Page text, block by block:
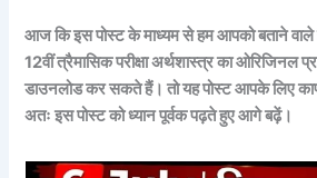
आज कि इस पोस्ट के माध्यम से हम आपको बताने वाले
12वीं त्रैमासिक परीक्षा अर्थशास्त्र का
डाउनलोड कर सकते हैं। तो यह पोस्ट आपके लिए
अतः इस पोस्ट को ध्यान पूर्वक पढ़ते हुए आगे बढ़ें।